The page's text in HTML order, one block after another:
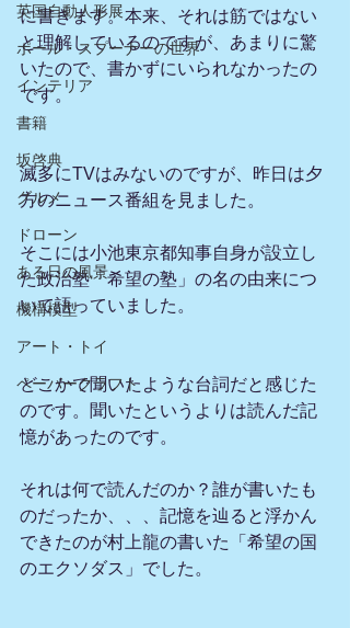
英国自動人形展
ポール・スプーナーの世界
インテリア
書籍
坂啓典
グルメ
ドローン
ある日の風景
機構模型
アート・トイ
ペーパークラフト
に書きます。本来、それは筋ではない
と理解しているのですが、あまりに驚
いたので、書かずにいられなかったの
です。
滅多にTVはみないのですが、昨日は夕
方のニュース番組を見ました。
そこには小池東京都知事自身が設立し
た政治塾「希望の塾」の名の由来につ
いて語っていました。
どこかで聞いたような台詞だと感じた
のです。聞いたというよりは読んだ記
憶があったのです。
それは何で読んだのか？誰が書いたも
のだったか、、、記憶を辿ると浮かん
できたのが村上龍の書いた「希望の国
のエクソダス」でした。